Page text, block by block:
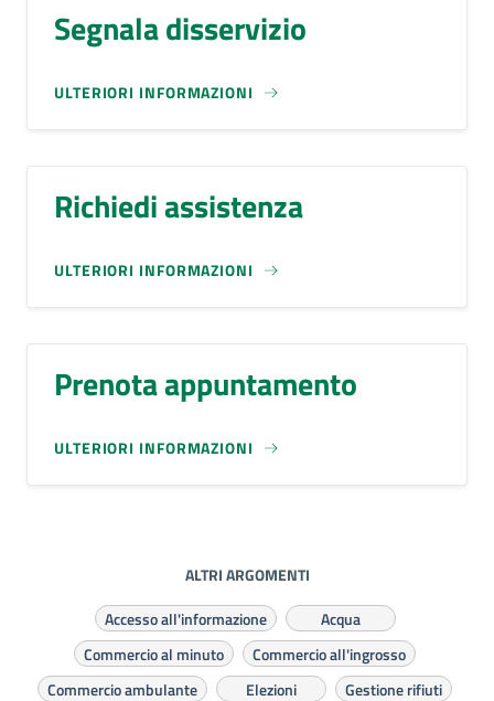
Segnala disservizio
ULTERIORI INFORMAZIONI
Richiedi assistenza
ULTERIORI INFORMAZIONI
Prenota appuntamento
ULTERIORI INFORMAZIONI
ALTRI ARGOMENTI
Accesso all'informazione
Acqua
Commercio al minuto
Commercio all'ingrosso
Commercio ambulante
Elezioni
Gestione rifiuti